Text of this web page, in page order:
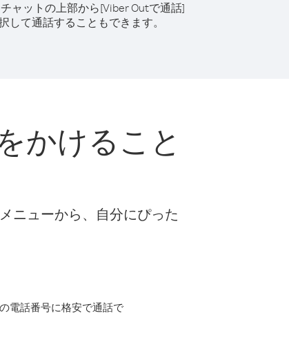
ャットの上部から[Viber Outで通話]
して通話することもできます。
かけること
ニューから、自分にぴった
電話番号に格安で通話で